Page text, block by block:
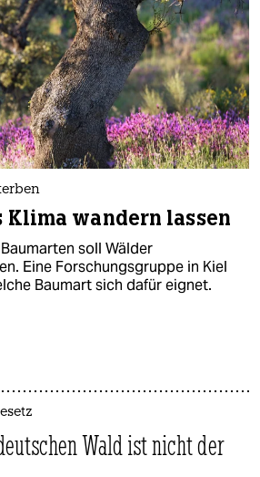
Klima wandern lassen
soll Wälder
Eine Forschungsgruppe in Kiel
Baumart sich dafür eignet.
Wald ist nicht der